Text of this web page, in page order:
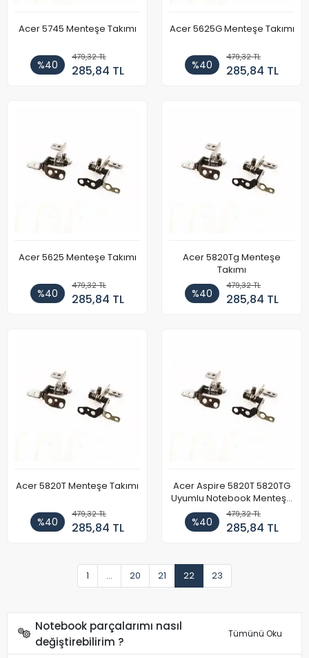
Acer 5745 Menteşe Takımı
%40
479,32 TL
285,84 TL
Acer 5625G Menteşe Takımı
%40
479,32 TL
285,84 TL
Acer 5625 Menteşe Takımı
%40
479,32 TL
285,84 TL
Acer 5820Tg Menteşe
Takımı
%40
479,32 TL
285,84 TL
Acer 5820T Menteşe Takımı
%40
479,32 TL
285,84 TL
Acer Aspire 5820T 5820TG
Uyumlu Notebook Menteşe
Takımı
%40
479,32 TL
285,84 TL
1 ... 20 21 22 23
Notebook parçalarımı nasıl
değiştirebilirim ?
Tümünü Oku